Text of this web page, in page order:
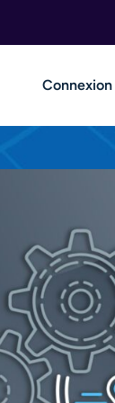
Connexion